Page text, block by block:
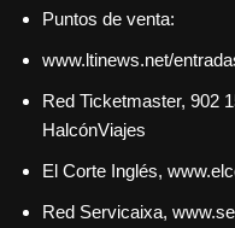
Puntos de venta:
www.ltinews.net/
Red Ticketmaster, 902
HalcónViajes
El Corte Inglés,
Red Servicaixa,